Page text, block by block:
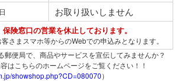
お取り扱いしません
険窓口の営業を休止しております。
さまスマホ等からのWebでの申込みとなります。
郵便局で、商品やサービスを宣伝してみませんか？
はこちらのホームページをご覧ください！！
showshop.php?CD=080070）